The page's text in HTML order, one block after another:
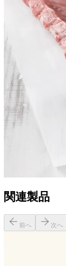
関連製品
前へ 次へ